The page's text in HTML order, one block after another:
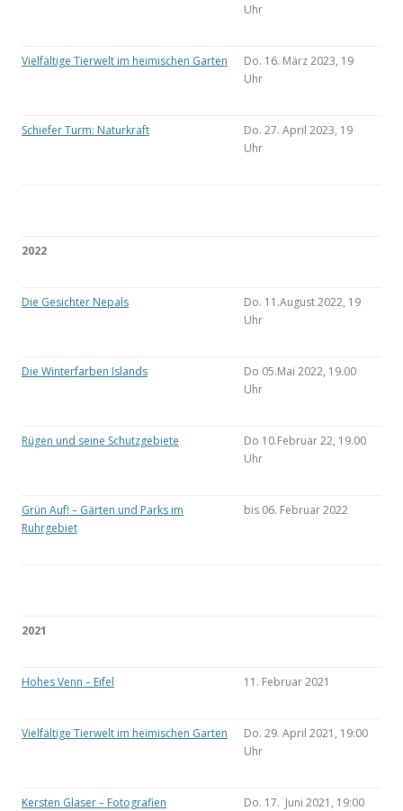
Uhr
Vielfältige Tierwelt im heimischen Garten
Do. 16. März 2023, 19
Uhr
Schiefer Turm: Naturkraft
Do. 27. April 2023, 19
Uhr
2022
Die Gesichter Nepals
Do. 11.August 2022, 19
Uhr
Die Winterfarben Islands
Do 05.Mai 2022, 19.00
Uhr
Rügen und seine Schutzgebiete
Do 10.Februar 22, 19.00
Uhr
Grün Auf! – Gärten und Parks im
Ruhrgebiet
bis 06. Februar 2022
2021
Hohes Venn – Eifel 11. Februar 2021
Vielfältige Tierwelt im heimischen Garten
Do. 29. April 2021, 19:00
Uhr
Kersten Glaser – Fotografien
Do. 17. Juni 2021, 19:00